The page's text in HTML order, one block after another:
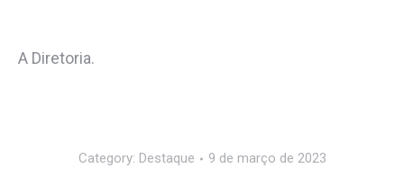
A Diretoria.
Category: Destaque 9 de março de 2023